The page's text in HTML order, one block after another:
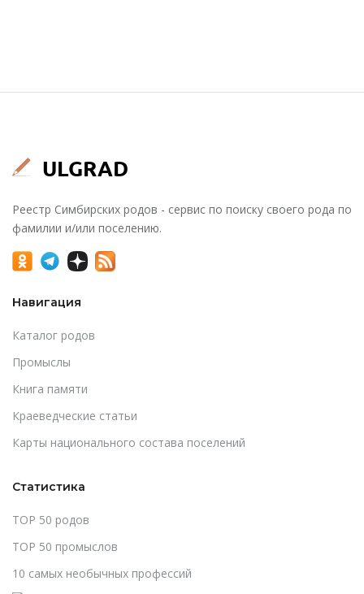
Реестр Симбирских родов - сервис по поиску своего рода по
фамилии и/или поселению.
Навигация
Каталог родов
Промыслы
Книга памяти
Краеведческие статьи
Карты национального состава поселений
Статистика
TOP 50 родов
TOP 50 промыслов
10 самых необычных профессий